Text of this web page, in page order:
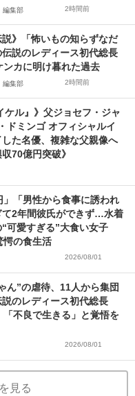
編集部 2時間前
説》「怖いもの知らずなだ
説のレディース初代総長
ンカに明け暮れた過去
編集部 2時間前
ケル』》父ジョセフ・ジャ
ドミンゴ オフィシャルイ
た名優、複雑な父親像へ
70億円突破》
」「男性から食事に誘われ
て2年間彼氏ができず…水着
可愛すぎる”大食い女子
愕の食生活
2026/08/01
ん”の虐待、11人から集団
のレディース初代総長
「不良で生きる」と覚悟を
2026/08/01
見る